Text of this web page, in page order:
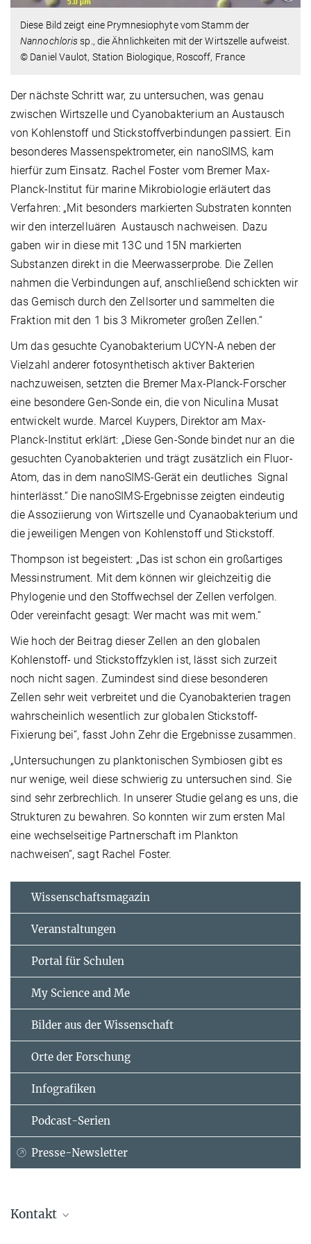
Diese Bild zeigt eine Prymnesiophyte vom Stamm der
Nannochlorissp., die Ähnlichkeiten mit der Wirtszelle aufweist.
© Daniel Vaulot, Station Biologique, Roscoff, France
Der nächste Schritt war, zu untersuchen, was genau
zwischen Wirtszelle und Cyanobakterium an Austausch
von Kohlenstoff und Stickstoffverbindungen passiert. Ein
besonderes Massenspektrometer, ein nanoSIMS, kam
hierfür zum Einsatz. Rachel Foster vom Bremer Max-
Planck-Institut für marine Mikrobiologie erläutert das
Verfahren: „Mit besonders markierten Substraten konnten
wir den interzelluären Austausch nachweisen. Dazu
gaben wir in diese mit 13C und 15N markierten
Substanzen direkt in die Meerwasserprobe. Die Zellen
nahmen die Verbindungen auf, anschließend schickten wir
das Gemisch durch den Zellsorter und sammelten die
Fraktion mit den 1 bis 3 Mikrometer großen Zellen.“
Um das gesuchte Cyanobakterium UCYN-A neben der
Vielzahl anderer fotosynthetisch aktiver Bakterien
nachzuweisen, setzten die Bremer Max-Planck-Forscher
eine besondere Gen-Sonde ein, die von Niculina Musat
entwickelt wurde. Marcel Kuypers, Direktor am Max-
Planck-Institut erklärt: „Diese Gen-Sonde bindet nur an die
gesuchten Cyanobakterien und trägt zusätzlich ein Fluor-
Atom, das in dem nanoSIMS-Gerät ein deutliches Signal
hinterlässt.“ Die nanoSIMS-Ergebnisse zeigten eindeutig
die Assoziierung von Wirtszelle und Cyanaobakterium und
die jeweiligen Mengen von Kohlenstoff und Stickstoff.
Thompson ist begeistert: „Das ist schon ein großartiges
Messinstrument. Mit dem können wir gleichzeitig die
Phylogenie und den Stoffwechsel der Zellen verfolgen.
Oder vereinfacht gesagt: Wer macht was mit wem.“
Wie hoch der Beitrag dieser Zellen an den globalen
Kohlenstoff- und Stickstoffzyklen ist, lässt sich zurzeit
noch nicht sagen. Zumindest sind diese besonderen
Zellen sehr weit verbreitet und die Cyanobakterien tragen
wahrscheinlich wesentlich zur globalen Stickstoff-
Fixierung bei“, fasst John Zehr die Ergebnisse zusammen.
„Untersuchungen zu planktonischen Symbiosen gibt es
nur wenige, weil diese schwierig zu untersuchen sind. Sie
sind sehr zerbrechlich. In unserer Studie gelang es uns, die
Strukturen zu bewahren. So konnten wir zum ersten Mal
eine wechselseitige Partnerschaft im Plankton
nachweisen“, sagt Rachel Foster.
Wissenschaftsmagazin
Veranstaltungen
Portal für Schulen
My Science and Me
Bilder aus der Wissenschaft
Orte der Forschung
Infografiken
Podcast-Serien
Presse-Newsletter
Kontakt